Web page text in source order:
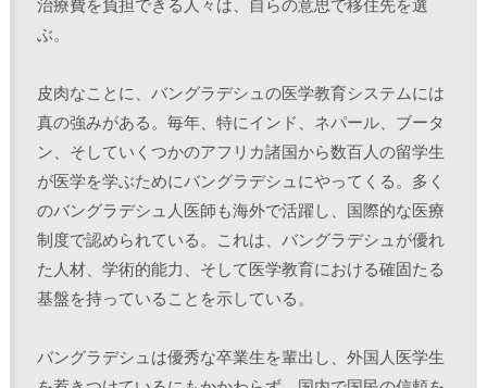
治療費を負担できる人々は、自らの意思で移住先を選
ぶ。
皮肉なことに、バングラデシュの医学教育システムには
真の強みがある。毎年、特にインド、ネパール、ブータ
ン、そしていくつかのアフリカ諸国から数百人の留学生
が医学を学ぶためにバングラデシュにやってくる。多く
のバングラデシュ人医師も海外で活躍し、国際的な医療
制度で認められている。これは、バングラデシュが優れ
た人材、学術的能力、そして医学教育における確固たる
基盤を持っていることを示している。
バングラデシュは優秀な卒業生を輩出し、外国人医学生